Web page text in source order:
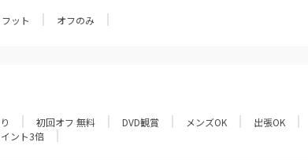
フット オフのみ
初回オフ 無料 DVD観賞 メンズOK 出張OK
ント3倍